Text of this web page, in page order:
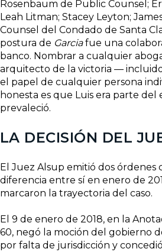
Rosenbaum de Public Counsel;
Leah Litman; Stacey Leyton;
Counsel del Condado de Santa
postura de Garciafue una
banco. Nombrar a cualquier
arquitecto de la victoria —
el papel de cualquier persona
honesta es que Luis era parte del
prevaleció.
LA DECISIÓN DEL
El Juez Alsup emitió dos órdenes
diferencia entre sí en enero de
marcaron la trayectoria del caso.
El 9 de enero de 2018, en la
60, negó la moción del gobierno
por falta de jurisdicción y